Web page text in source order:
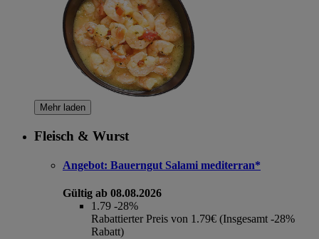
Mehr laden
Fleisch & Wurst
Angebot: Bauerngut Salami mediterran*
Gültig ab 08.08.2026
1.79 -28%
Rabattierter Preis von 1.79€ (Insgesamt -28%
Rabatt)